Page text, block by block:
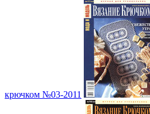
крючком №03-2011